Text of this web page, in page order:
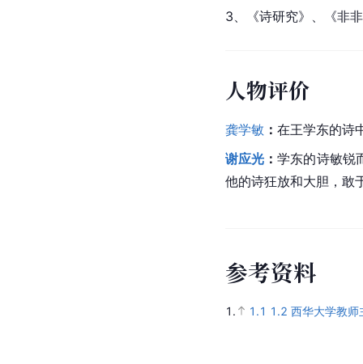
3、《诗研究》、《非
人物评价
龚学敏 ： 在王学东的诗
谢应光 ：学东的诗敏锐
他的诗狂放和大胆，敢
参考资料
1. 1.1 1.2 西华大学教师